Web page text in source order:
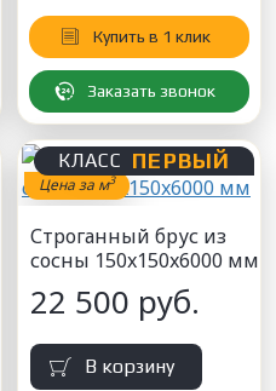
Купить в 1 клик
Заказать звонок
Цена за м3
КЛАСС ПЕРВЫЙ
Строганный брус из
сосны 150x150x6000 мм
22 500 руб.
В корзину